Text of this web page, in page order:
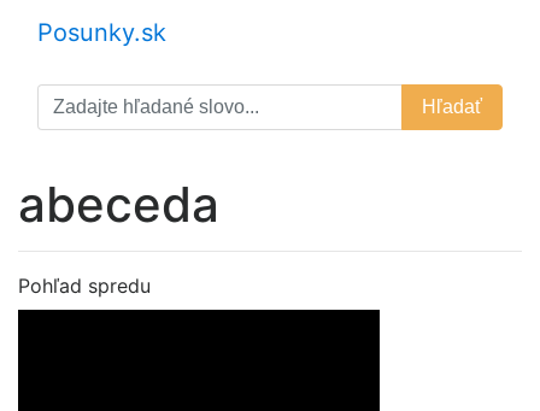
Posunky.sk
Hľadať
abeceda
Pohľad spredu